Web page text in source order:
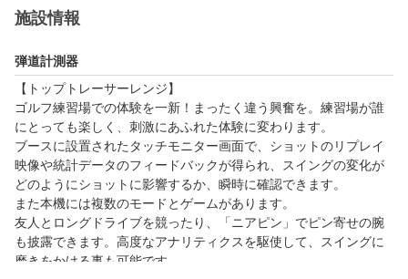
ンも選べます♪
[レッスン時間/料金]たっぷり100分のレッスン　料金は\6,600（税
※施設料/ボール代は別途ご精算となります
※当スクールはじめてご受講の方に限ります
※アプローチ・パター場利用料は別途ご精算となります
施設情報
弾道計測器
【トップトレーサーレンジ】
ゴルフ練習場での体験を⼀新！まったく違う興奮を。練習場が誰
にとっても楽しく、刺激にあふれた体験に変わります。
ブースに設置されたタッチモニター画⾯で、ショットのリプレイ
映像や統計データのフィードバックが得られ、スイングの変化が
どのようにショットに影響するか、瞬時に確認できます。
また本機には複数のモードとゲームがあります。
友人とロングドライブを競ったり、「ニアピン」でピン寄せの腕
も披露できます。高度なアナリティクスを駆使して、スイングに
磨きをかける事も可能です。